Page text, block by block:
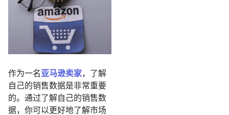
作为一名亚马逊卖家，了解
自己的销售数据是非常重要
的。通过了解自己的销售数
据，你可以更好地了解市场